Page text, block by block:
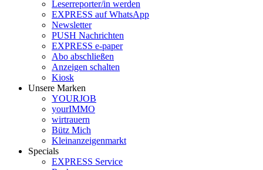
Leserreporter/in werden
EXPRESS auf WhatsApp
Newsletter
PUSH Nachrichten
EXPRESS e-paper
Abo abschließen
Anzeigen schalten
Kiosk
Unsere Marken
YOURJOB
yourIMMO
wirtrauern
Bütz Mich
Kleinanzeigenmarkt
Specials
EXPRESS Service